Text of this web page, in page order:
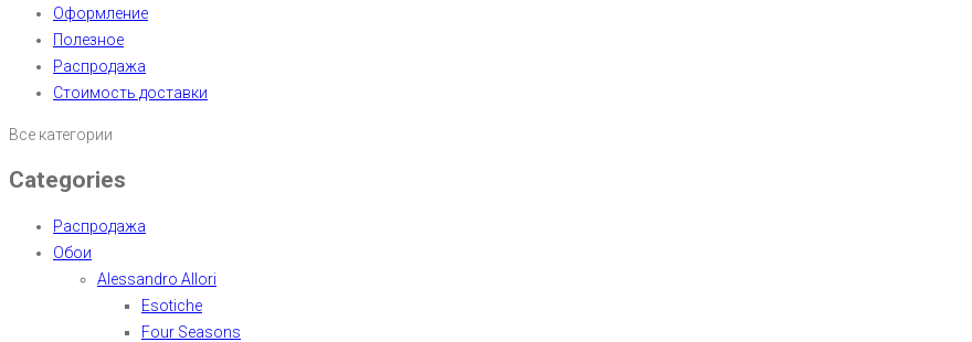
Оформление
Полезное
Распродажа
Стоимость доставки
Все категории
Categories
Распродажа
Обои
Alessandro Allori
Esotiche
Four Seasons